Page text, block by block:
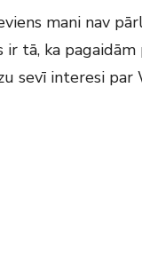
mani nav
tā, ka pagaidām
sevī interesi par